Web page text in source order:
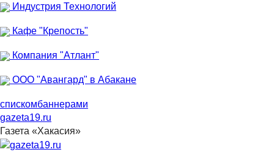
Индустрия Технологий
Кафе "Крепость"
Компания "Атлант"
ООО "Авангард" в Абакане
спискомбаннерами
gazeta19.ru
Газета «Хакасия»